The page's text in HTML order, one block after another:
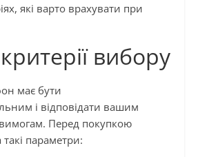
які варто врахувати при
вибору
має бути
і відповідати вашим
Перед покупкою
такі параметри: